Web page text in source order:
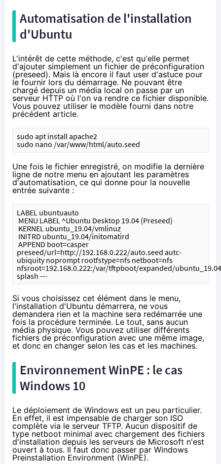
Automatisation de l'installation
d'Ubuntu
L'intérêt de cette méthode, c'est qu'elle permet
d'ajouter simplement un fichier de préconfiguration
(preseed). Mais là encore il faut user d'astuce pour
le fournir lors du démarrage. Ne pouvant être
chargé depuis un média local on passe par un
serveur HTTP où l'on va rendre ce fichier disponible.
Vous pouvez utiliser le modèle fourni dans notre
précédent article.
sudo apt install apache2
sudo nano /var/www/html/auto.seed
Une fois le fichier enregistré, on modifie la dernière
ligne de notre menu en ajoutant les paramètres
d'automatisation, ce qui donne pour la nouvelle
entrée suivante :
LABEL ubuntuauto
MENU LABEL ^Ubuntu Desktop 19.04 (Preseed)
KERNEL ubuntu_19.04/vmlinuz
INITRD ubuntu_19.04/initomatird
preseed/url=http://192.168.0.222/auto.seed autc-
ubiquity noprompt rootfstype=nfs netboot=nfs
nfsroot=192.168.0.222:/var/tftpboot/expanded/
splash ---
Si vous choisissez cet élément dans le menu,
l'installation d'Ubuntu démarrera, ne vous
demandera rien et la machine sera redémarrée une
fois la procédure terminée. Le tout, sans aucun
média physique. Vous pouvez utiliser différents
fichiers de préconfiguration avec une même image,
et donc en changer selon les cas et les machines.
Environnement WinPE : le cas
Windows 10
Le déploiement de Windows est un peu particulier.
En effet, il est impensable de charger son ISO
complète via le serveur TFTP. Aucun dispositif de
type netboot minimal avec chargement des fichiers
d'installation depuis les serveurs de Microsoft n'est
ouvert à tous. Il faut donc passer par Windows
Preinstallation Environment (WinPE).